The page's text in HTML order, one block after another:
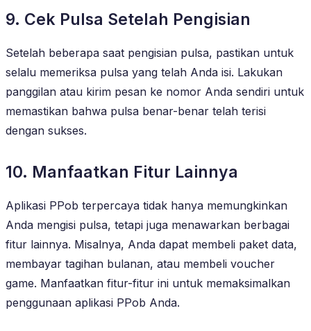
9. Cek Pulsa Setelah Pengisian
Setelah beberapa saat pengisian pulsa, pastikan untuk
selalu memeriksa pulsa yang telah Anda isi. Lakukan
panggilan atau kirim pesan ke nomor Anda sendiri untuk
memastikan bahwa pulsa benar-benar telah terisi
dengan sukses.
10. Manfaatkan Fitur Lainnya
Aplikasi PPob terpercaya tidak hanya memungkinkan
Anda mengisi pulsa, tetapi juga menawarkan berbagai
fitur lainnya. Misalnya, Anda dapat membeli paket data,
membayar tagihan bulanan, atau membeli voucher
game. Manfaatkan fitur-fitur ini untuk memaksimalkan
penggunaan aplikasi PPob Anda.